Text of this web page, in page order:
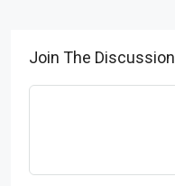
Join The Discussion